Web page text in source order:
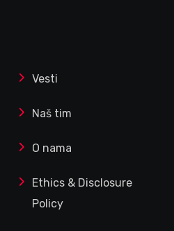
Vesti
Naš tim
O nama
Ethics & Disclosure
Policy